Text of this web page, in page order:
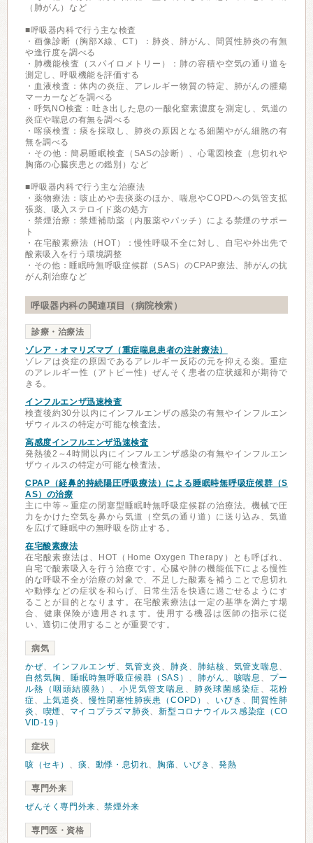
（肺がん）など
■呼吸器内科で行う主な検査
・画像診断（胸部X線、CT）：肺炎、肺がん、間質性肺炎の有無
や進行度を調べる
・肺機能検査（スパイロメトリー）：肺の容積や空気の通り道を
測定し、呼吸機能を評価する
・血液検査：体内の炎症、アレルギー物質の特定、肺がんの腫瘍
マーカーなどを調べる
・呼気NO検査：吐き出した息の一酸化窒素濃度を測定し、気道の
炎症や喘息の有無を調べる
・喀痰検査：痰を採取し、肺炎の原因となる細菌やがん細胞の有
無を調べる
・その他：簡易睡眠検査（SASの診断）、心電図検査（息切れや
胸痛の心臓疾患との鑑別）など
■呼吸器内科で行う主な治療法
・薬物療法：咳止めや去痰薬のほか、喘息やCOPDへの気管支拡
張薬、吸入ステロイド薬の処方
・禁煙治療：禁煙補助薬（内服薬やパッチ）による禁煙のサポー
ト
・在宅酸素療法（HOT）：慢性呼吸不全に対し、自宅や外出先で
酸素吸入を行う環境調整
・その他：睡眠時無呼吸症候群（SAS）のCPAP療法、肺がんの抗
がん剤治療など
呼吸器内科の関連項目（病院検索）
診療・治療法
ゾレア・オマリズマブ（重症喘息患者の注射療法）
ゾレアは炎症の原因であるアレルギー反応の元を抑える薬。重症
のアレルギー性（アトピー性）ぜんそく患者の症状緩和が期待で
きる。
インフルエンザ迅速検査
検査後約30分以内にインフルエンザの感染の有無やインフルエン
ザウィルスの特定が可能な検査法。
高感度インフルエンザ迅速検査
発熱後2～4時間以内にインフルエンザ感染の有無やインフルエン
ザウィルスの特定が可能な検査法。
CPAP（経鼻的持続陽圧呼吸療法）による睡眠時無呼吸症候群（S
AS）の治療
主に中等～重症の閉塞型睡眠時無呼吸症候群の治療法。機械で圧
力をかけた空気を鼻から気道（空気の通り道）に送り込み、気道
を広げて睡眠中の無呼吸を防止する。
在宅酸素療法
在宅酸素療法は、HOT（Home Oxygen Therapy）とも呼ばれ、
自宅で酸素吸入を行う治療です。心臓や肺の機能低下による慢性
的な呼吸不全が治療の対象で、不足した酸素を補うことで息切れ
や動悸などの症状を和らげ、日常生活を快適に過ごせるようにす
ることが目的となります。在宅酸素療法は一定の基準を満たす場
合、健康保険が適用されます。使用する機器は医師の指示に従
い、適切に使用することが重要です。
病気
かぜ、 インフルエンザ、 気管支炎 、 肺炎 、 肺結核、 気管支喘息 、
自然気胸 、 睡眠時無呼吸症候群（SAS） 、 肺がん 、 咳喘息 、 プー
ル熱（咽頭結膜熱） 、 小児気管支喘息 、 肺炎球菌感染症 、 花粉
症、上気道炎 、慢性閉塞性肺疾患（COPD） 、 いびき 、 間質性肺
炎 、 喫煙 、 マイコプラズマ肺炎、新型コロナウイルス感染症（CO
VID-19）
症状
咳（セキ） 、 痰、 動悸・息切れ、 胸痛、 いびき 、発熱
専門外来
ぜんそく専門外来、禁煙外来
専門医・資格